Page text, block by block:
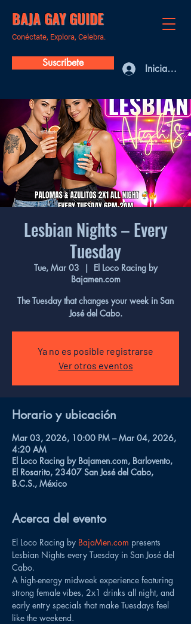
BAJA GAY GUIDE
Conéctate, Explora, Celebra.
Suscríbete Iniciar sesión
Lesbian Nights – Every
Tuesday
Tue, Mar 03
  |
El Loco Racing by
Bajamen.com
The Tuesday that changes your week in San
José del Cabo.
Ya no es posible registrarse
Ver otros eventos
Horario y ubicación
Mar 03, 2026, 10:00 PM – Mar 04, 2026,
4:20 AM
El Loco Racing by Bajamen.com, Barlovento,
El Rosarito, 23407 San José del Cabo,
B.C.S., México
Acerca del evento
El Loco Racing by BajaMen.com presents
Lesbian Nights every Tuesday in San José del
Cabo.
A high-energy midweek experience featuring
strong female vibes, 2x1 drinks all night, and
early entry specials that make Tuesdays feel
like the weekend.